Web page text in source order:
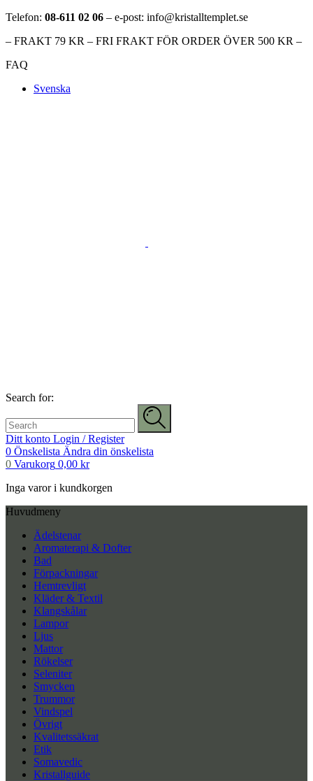
Telefon: 08-611 02 06 – e-post: info@kristalltemplet.se
– FRAKT 79 KR – FRI FRAKT FÖR ORDER ÖVER 500 KR –
FAQ
Svenska
Search for:
Ditt konto Login / Register
0 Önskelista Ändra din önskelista
0 Varukorg 0,00 kr
Inga varor i kundkorgen
Huvudmeny
Ädelstenar
Aromaterapi & Dofter
Bad
Förpackningar
Hemtrevligt
Kläder & Textil
Klangskålar
Lampor
Ljus
Mattor
Rökelser
Seleniter
Smycken
Trummor
Vindspel
Övrigt
Kvalitetssäkrat
Etik
Somavedic
Kristallguide